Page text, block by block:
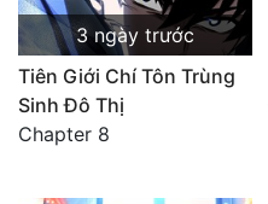
3 ngày trước
Tiên Giới Chí Tôn Trùng
Sinh Đô Thị
Chapter 8